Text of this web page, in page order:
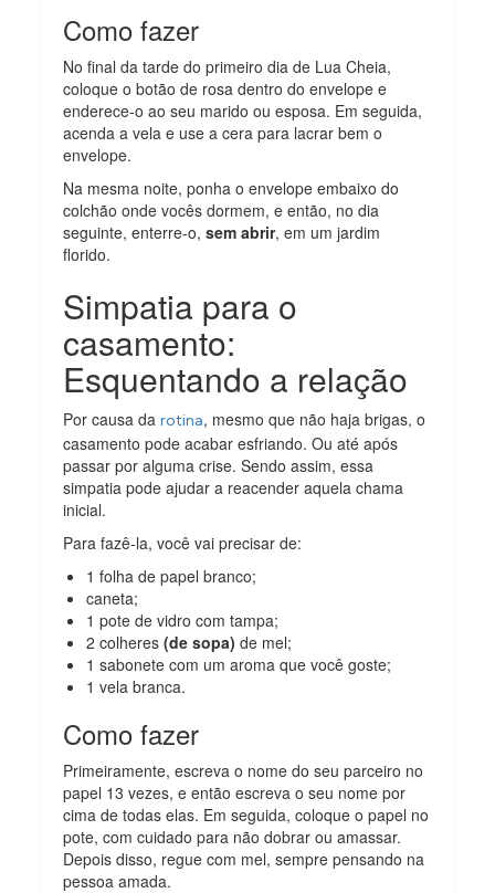
Como fazer
No final da tarde do primeiro dia de Lua Cheia,
coloque o botão de rosa dentro do envelope e
enderece-o ao seu marido ou esposa. Em seguida,
acenda a vela e use a cera para lacrar bem o
envelope.
Na mesma noite, ponha o envelope embaixo do
colchão onde vocês dormem, e então, no dia
seguinte, enterre-o,sem abrir, em um jardim
florido.
Simpatia para o
casamento:
Esquentando a relação
Por causa darotina, mesmo que não haja brigas, o
casamento pode acabar esfriando. Ou até após
passar por alguma crise. Sendo assim, essa
simpatia pode ajudar a reacender aquela chama
inicial.
Para fazê-la, você vai precisar de:
1 folha de papel branco;
caneta;
1 pote de vidro com tampa;
2 colheres(de sopa) de mel;
1 sabonete com um aroma que você goste;
1 vela branca.
Como fazer
Primeiramente, escreva o nome do seu parceiro no
papel 13 vezes, e então escreva o seu nome por
cima de todas elas. Em seguida, coloque o papel no
pote, com cuidado para não dobrar ou amassar.
Depois disso, regue com mel, sempre pensando na
pessoa amada.